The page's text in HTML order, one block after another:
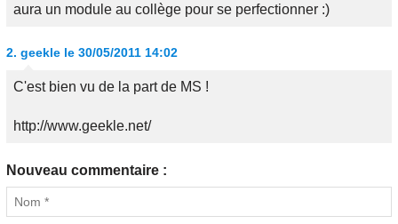
aura un module au collège pour se perfectionner :)
2. geekle le 30/05/2011 14:02
C'est bien vu de la part de MS !
http://www.geekle.net/
Nouveau commentaire :